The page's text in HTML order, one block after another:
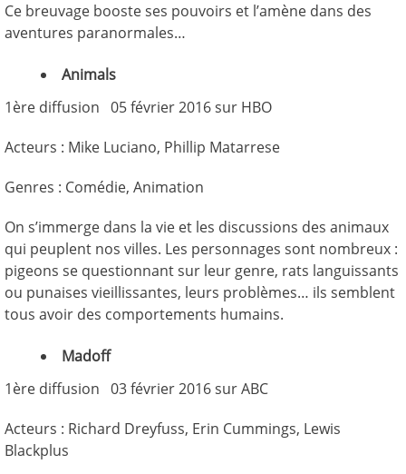
Ce breuvage booste ses pouvoirs et l’amène dans des
aventures paranormales…
Animals
1ère diffusion 05 février 2016 sur HBO
Acteurs : Mike Luciano, Phillip Matarrese
Genres : Comédie, Animation
On s’immerge dans la vie et les discussions des animaux
qui peuplent nos villes. Les personnages sont nombreux :
pigeons se questionnant sur leur genre, rats languissants
ou punaises vieillissantes, leurs problèmes… ils semblent
tous avoir des comportements humains.
Madoff
1ère diffusion 03 février 2016 sur ABC
Acteurs : Richard Dreyfuss, Erin Cummings, Lewis
Blackplus